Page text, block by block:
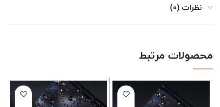
نظرات (0)
محصولات مرتبط